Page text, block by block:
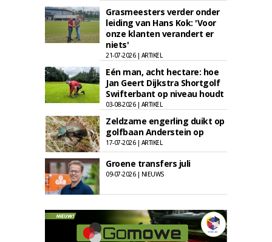
Grasmeesters verder onder
leiding van Hans Kok: 'Voor
onze klanten verandert er
niets'
21-07-2026 | ARTIKEL
Eén man, acht hectare: hoe
Jan Geert Dijkstra Shortgolf
Swifterbant op niveau houdt
03-08-2026 | ARTIKEL
Zeldzame engerling duikt op
golfbaan Anderstein op
17-07-2026 | ARTIKEL
Groene transfers juli
09-07-2026 | NIEUWS